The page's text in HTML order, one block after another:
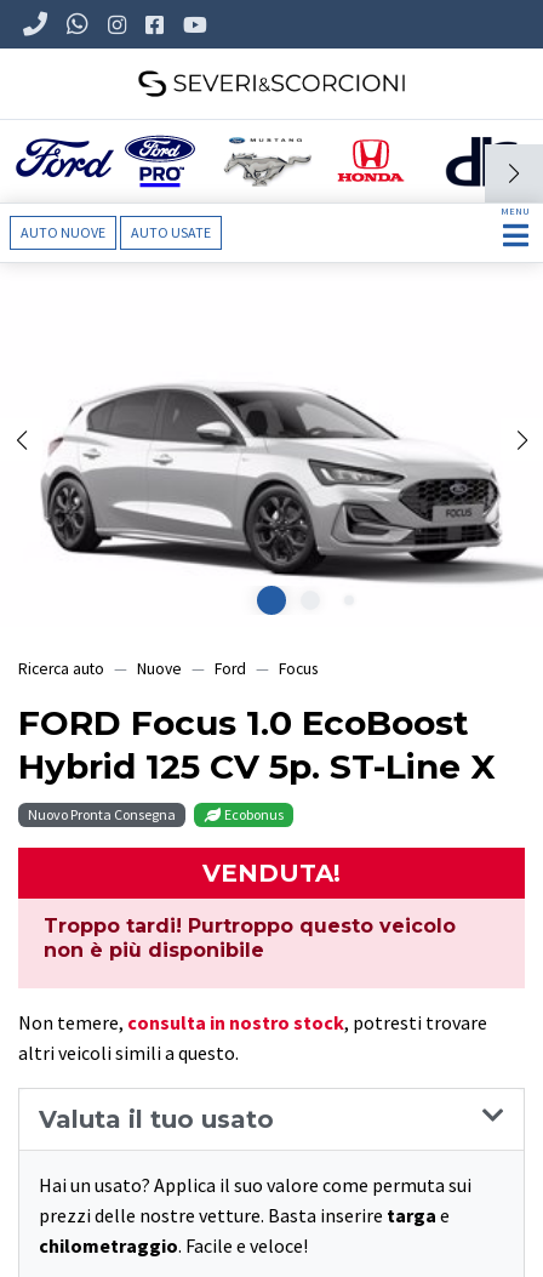
AUTO NUOVE AUTO USATE
MENU
Ricerca auto Nuove Ford Focus
FORD Focus 1.0 EcoBoost
Hybrid 125 CV 5p. ST-Line X
Nuovo Pronta Consegna Ecobonus
VENDUTA!
Troppo tardi! Purtroppo questo veicolo
non è più disponibile
Non temere, consulta in nostro stock, potresti trovare
altri veicoli simili a questo.
Valuta il tuo usato
Hai un usato? Applica il suo valore come permuta sui
prezzi delle nostre vetture. Basta inserire targa e
chilometraggio. Facile e veloce!